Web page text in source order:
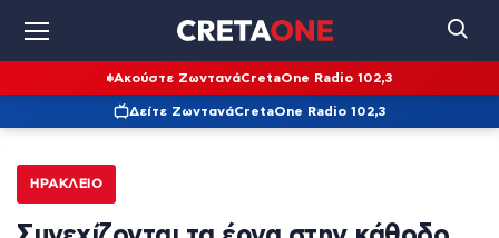
Ακούστε ΖωντανάCretaOne Radio 102,3
Δείτε ΖωντανάCretaOne Radio 102,3
ΗΡΆΚΛΕΙΟ